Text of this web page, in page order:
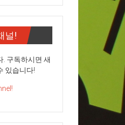
널!
. 구독하시면 새
있습니다!